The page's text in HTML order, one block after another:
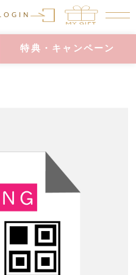
LOGIN
特典・キャンペーン